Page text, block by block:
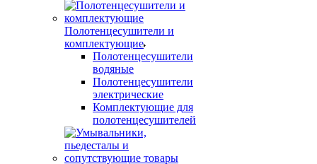
Полотенцесушители и
комплектующие
Полотенцесушители
водяные
Полотенцесушители
электрические
Комплектующие для
полотенцесушителей